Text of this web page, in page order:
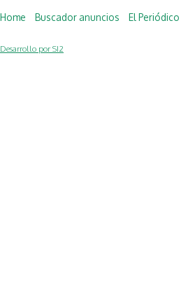
Home Buscador anuncios El Periódico
Desarrollo por SI2